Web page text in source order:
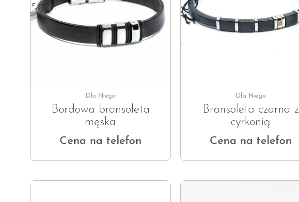
Dla Niego
Bordowa bransoleta
męska
Cena na telefon
Dla Niego
Bransoleta czarna z
cyrkonią
Cena na telefon